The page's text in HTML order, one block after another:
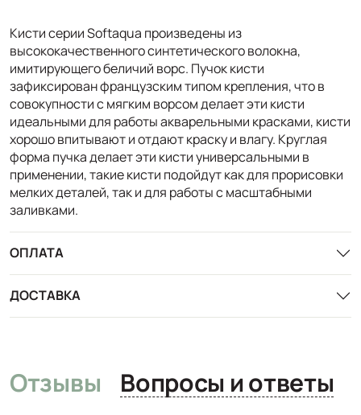
Кисти серии Softaqua произведены из
высококачественного синтетического волокна,
имитирующего беличий ворс. Пучок кисти
зафиксирован французским типом крепления, что в
совокупности с мягким ворсом делает эти кисти
идеальными для работы акварельными красками, кисти
хорошо впитывают и отдают краску и влагу. Круглая
форма пучка делает эти кисти универсальными в
применении, такие кисти подойдут как для прорисовки
мелких деталей, так и для работы с масштабными
заливками.
ОПЛАТА
ДОСТАВКА
Отзывы Вопросы и ответы